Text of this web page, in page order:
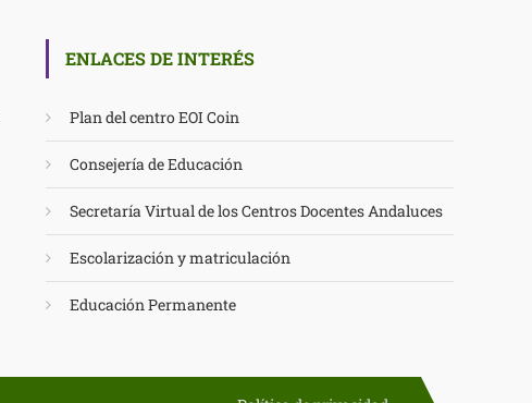
ENLACES DE INTERÉS
Plan del centro EOI Coin
Consejería de Educación
Secretaría Virtual de los Centros Docentes Andaluces
Escolarización y matriculación
Educación Permanente